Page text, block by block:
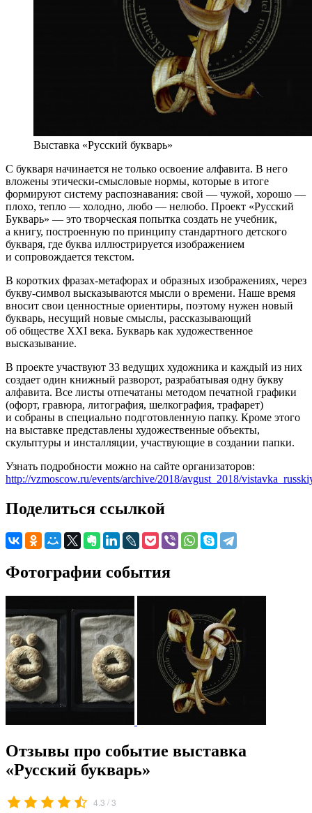
Выставка «Русский букварь»
С букваря начинается не только освоение алфавита. В него
вложены этически-смысловые нормы, которые в итоге
формируют систему распознавания: свой — чужой, хорошо —
плохо, тепло — холодно, любо — нелюбо. Проект «Русский
Букварь» — это творческая попытка создать не учебник,
а книгу, построенную по принципу стандартного детского
букваря, где буква иллюстрируется изображением
и сопровождается текстом.
В коротких фразах-метафорах и образных изображениях, через
букву-символ высказываются мысли о времени. Наше время
вносит свои ценностные ориентиры, поэтому нужен новый
букварь, несущий новые смыслы, рассказывающий
об обществе ХХI века. Букварь как художественное
высказывание.
В проекте участвуют 33 ведущих художника и каждый из них
создает один книжный разворот, разрабатывая одну букву
алфавита. Все листы отпечатаны методом печатной графики
(офорт, гравюра, литография, шелкография, трафарет)
и собраны в специально подготовленную папку. Кроме этого
на выставке представлены художественные объекты,
скульптуры и инсталляции, участвующие в создании папки.
Узнать подробности можно на сайте организаторов:
http://vzmoscow.ru/events/archive/2018/avgust_2018/
Поделиться ссылкой
Фотографии события
Отзывы про событие выставка
«Русский букварь»
4.3 /3